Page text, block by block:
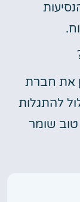
את חברת
להתגלות
טוב שומר